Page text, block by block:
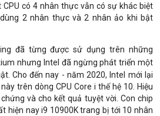
có 4 nhân thực vẫn có sự khác biệt
2 nhân thực và 2 nhân ảo khi bật
đã từng được sử dụng trên những
nhưng Intel đã ngừng phát triển một
Cho đến nay - năm 2020, Intel mới lại
trên dòng CPU Core i thế hệ 10. Hiệu
và cho kết quả tuyệt vời. Con chip
hiện nay i9 10900K trang bị tới 10 nhân